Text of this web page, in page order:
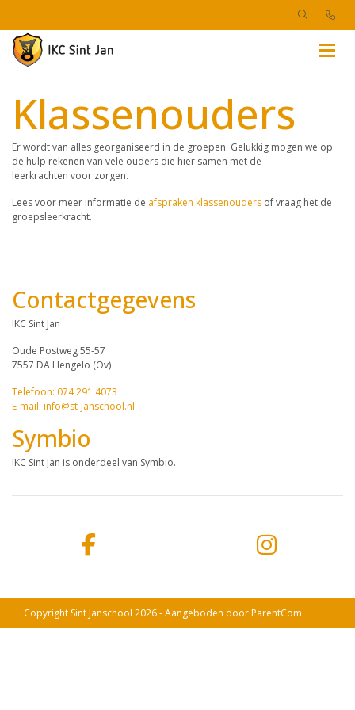
Klassenouders
Er wordt van alles georganiseerd in de groepen. Gelukkig mogen we op
de hulp rekenen van vele ouders die hier samen met de
leerkrachten voor zorgen.
Lees voor meer informatie de afspraken klassenouders of vraag het de
groepsleerkracht.
Contactgegevens
IKC Sint Jan
Oude Postweg 55-57
7557 DA Hengelo (Ov)
Telefoon: 074 291 4073
E-mail: info@st-janschool.nl
Symbio
IKC Sint Jan is onderdeel van Symbio.
Copyright Sint Janschool 2026 - Aangeboden doorParentCom